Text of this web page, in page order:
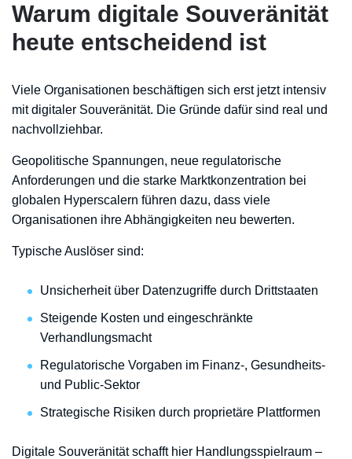
Warum digitale Souveränität
heute entscheidend ist
Viele Organisationen beschäftigen sich erst jetzt intensiv
mit digitaler Souveränität. Die Gründe dafür sind real und
nachvollziehbar.
Geopolitische Spannungen, neue regulatorische
Anforderungen und die starke Marktkonzentration bei
globalen Hyperscalern führen dazu, dass viele
Organisationen ihre Abhängigkeiten neu bewerten.
Typische Auslöser sind:
Unsicherheit über Datenzugriffe durch Drittstaaten
Steigende Kosten und eingeschränkte
Verhandlungsmacht
Regulatorische Vorgaben im Finanz-, Gesundheits-
und Public-Sektor
Strategische Risiken durch proprietäre Plattformen
Digitale Souveränität schafft hier Handlungsspielraum –